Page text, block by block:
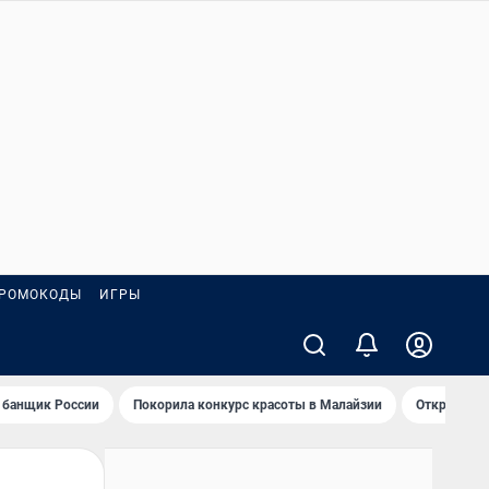
ИГРЫ
России Покорила конкурс красоты в Малайзии Открыл